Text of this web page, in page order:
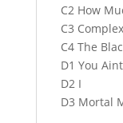
C2 How
C3
C4 The
D1 You
D2 I
D3 Mortal